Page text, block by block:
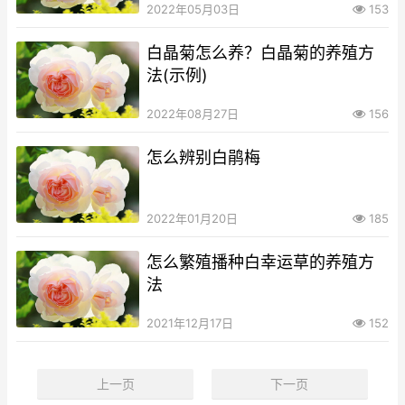
2022年05月03日 153
白晶菊怎么养？白晶菊的养殖方
法(示例)
2022年08月27日 156
怎么辨别白鹃梅
2022年01月20日 185
怎么繁殖播种白幸运草的养殖方
法
2021年12月17日 152
上一页 下一页